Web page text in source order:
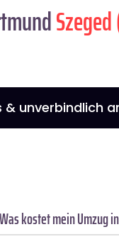
& unverbindlich
kostet mein Umzug